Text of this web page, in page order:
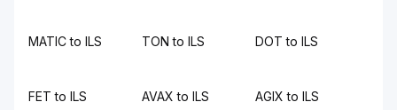
MATIC to ILS TON to ILS DOT to ILS
FET to ILS AVAX to ILS AGIX to ILS